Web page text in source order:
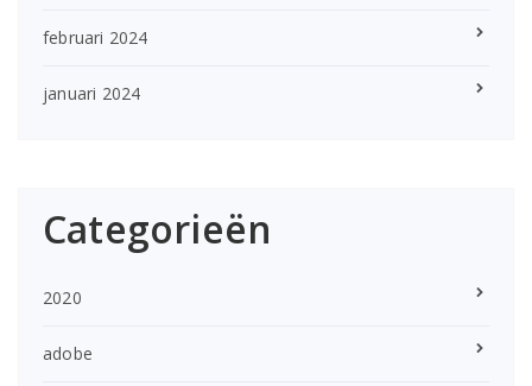
februari 2024
januari 2024
Categorieën
2020
adobe